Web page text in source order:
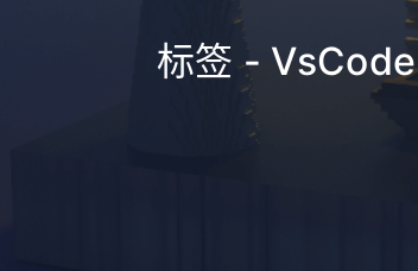
标签 - VsCode